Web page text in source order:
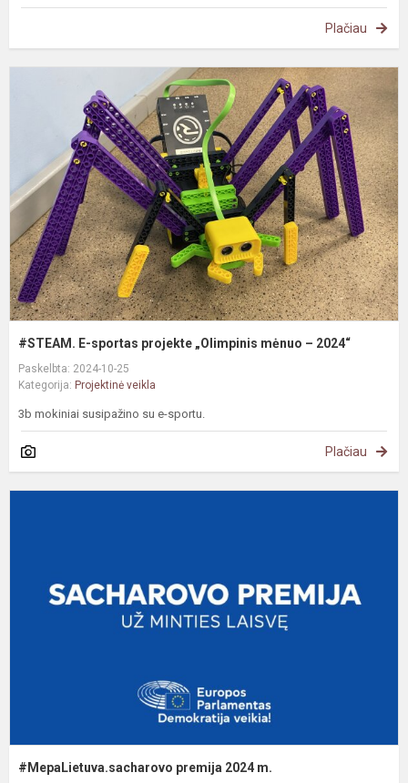
Plačiau
#STEAM. E-sportas projekte „Olimpinis mėnuo – 2024“
Paskelbta: 2024-10-25
Kategorija: Projektinė veikla
3b mokiniai susipažino su e-sportu.
Plačiau
#MepaLietuva.sacharovo premija 2024 m.